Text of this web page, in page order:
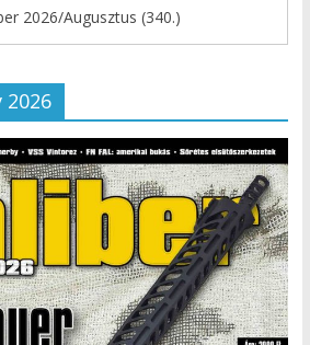
2026/Augusztus (340.)
2026